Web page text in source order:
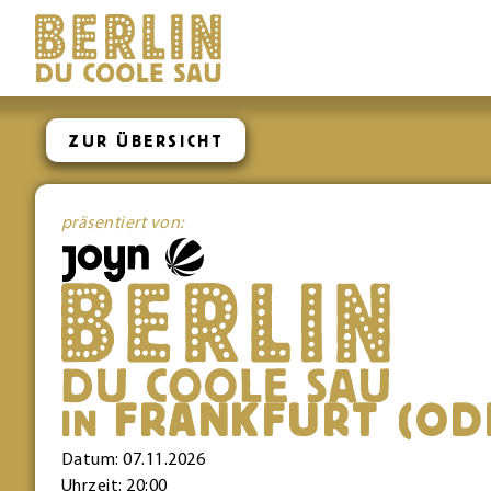
ZUR ÜBERSICHT
präsentiert von:
IN FRANKFURT
Datum: 07.11.2026
Uhrzeit: 20:00